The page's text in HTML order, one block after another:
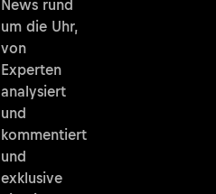
News rund
um die Uhr,
von
Experten
analysiert
und
kommentiert
und
exklusive